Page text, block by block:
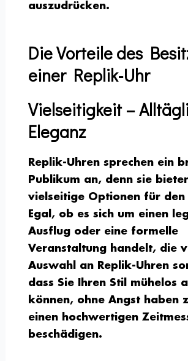
auszudrücken.
Die Vorteile des
einer Replik-Uhr
Vielseitigkeit –
Eleganz
Replik-Uhren sprechen ein
Publikum an, denn sie
vielseitige Optionen für den
Egal, ob es sich um einen
Ausflug oder eine formelle
Veranstaltung handelt, die
Auswahl an Replik-Uhren
dass Sie Ihren Stil mühelos
können, ohne Angst haben
einen hochwertigen
beschädigen.